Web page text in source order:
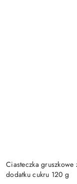
Ciasteczka
dodatku cukru 120 g